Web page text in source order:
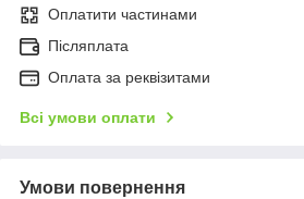
Оплатити частинами
Післяплата
Оплата за реквізитами
Всі умови оплати
Умови повернення